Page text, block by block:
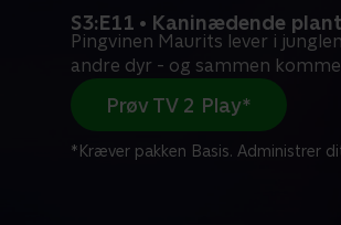
S3:E11 • Kaninædende
Pingvinen Maurits lever i
andre dyr - og sammen
Prøv TV 2 Play*
*Kræver pakken Basis. Administrer